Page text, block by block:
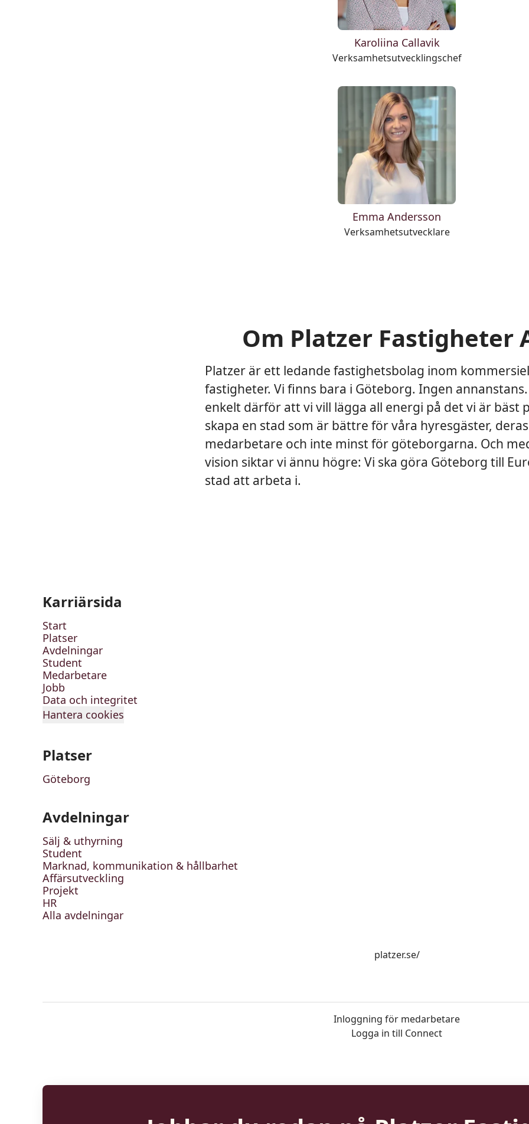
Karoliina Callavik
Verksamhetsutvecklingschef
Emma Andersson
Verksamhetsutvecklare
Om Platzer Fastigheter
Platzer är ett ledande fastighetsbolag inom
fastigheter. Vi finns bara i Göteborg. Ingen
enkelt därför att vi vill lägga all energi på det vi är bäst
skapa en stad som är bättre för våra hyresgäster, deras
medarbetare och inte minst för göteborgarna. Och
vision siktar vi ännu högre: Vi ska göra Göteborg till
stad att arbeta i.
Karriärsida
Start
Platser
Avdelningar
Student
Medarbetare
Jobb
Data och integritet
Hantera cookies
Platser
Göteborg
Avdelningar
Sälj & uthyrning
Student
Marknad, kommunikation & hållbarhet
Affärsutveckling
Projekt
HR
Alla avdelningar
platzer.se/
Inloggning för medarbetare
Logga in till Connect